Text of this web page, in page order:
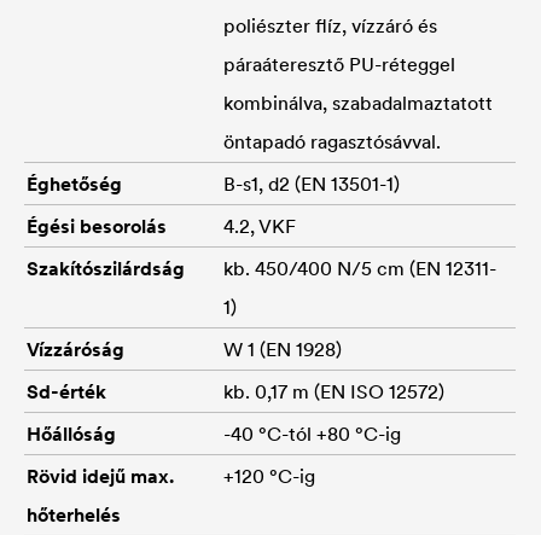
poliészter flíz, vízzáró és
páraáteresztő PU-réteggel
kombinálva, szabadalmaztatott
öntapadó ragasztósávval.
Éghetőség
B-s1, d2 (EN 13501-1)
Égési besorolás
4.2, VKF
Szakítószilárdság
kb. 450/400 N/5 cm (EN 12311-
1)
Vízzáróság
W 1 (EN 1928)
Sd-érték
kb. 0,17 m (EN ISO 12572)
Hőállóság
-40 °C-tól +80 °C-ig
Rövid idejű max.
hőterhelés
+120 °C-ig